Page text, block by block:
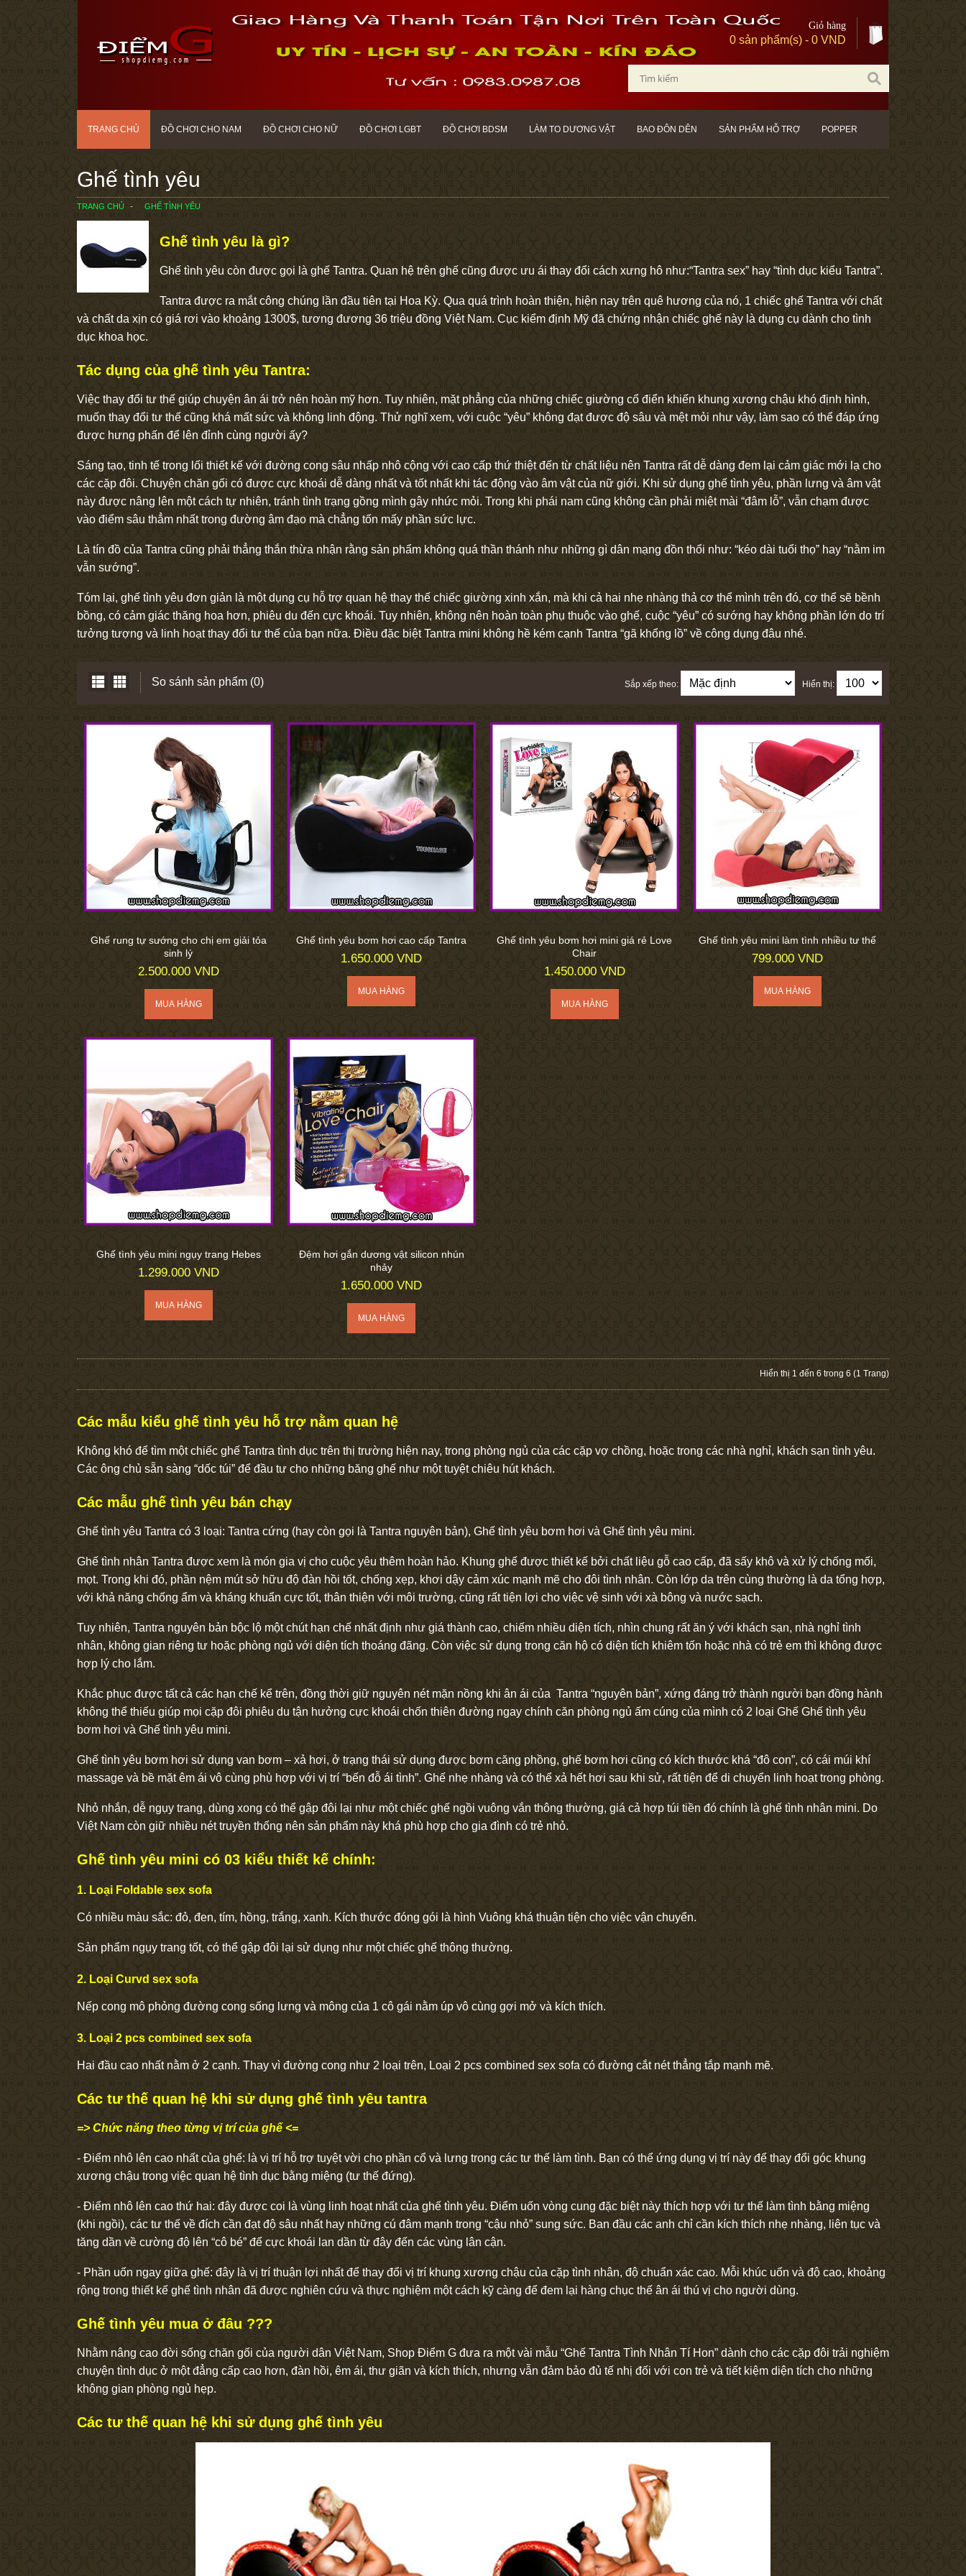
Giỏ hàng
0 sản phẩm(s) - 0 VND
TRANG CHỦ ĐỒ CHƠI CHO NAM ĐỒ CHƠI CHO NỮ ĐỒ CHƠI LGBT ĐỒ CHƠI BDSM LÀM TO DƯƠNG VẬT BAO ĐÔN DÊN SẢN PHẨM HỖ TRỢ POPPER
Ghế tình yêu
TRANG CHỦ GHẾ TÌNH YÊU
Ghế tình yêu là gì?
Ghế tình yêu còn được gọi là ghế Tantra. Quan hệ trên ghế cũng được ưu ái thay đổi cách xưng hô như:“Tantra sex” hay “tình dục kiểu Tantra”.
Tantra được ra mắt công chúng lần đầu tiên tại Hoa Kỳ. Qua quá trình hoàn thiện, hiện nay trên quê hương của nó, 1 chiếc ghế Tantra với chất
và chất da xịn có giá rơi vào khoảng 1300$, tương đương 36 triệu đồng Việt Nam. Cục kiểm định Mỹ đã chứng nhận chiếc ghế này là dụng cụ dành cho tình
dục khoa học.
Tác dụng của ghế tình yêu Tantra:
Việc thay đổi tư thế giúp chuyện ân ái trở nên hoàn mỹ hơn. Tuy nhiên, mặt phẳng của những chiếc giường cổ điển khiến khung xương chậu khó định hình,
muốn thay đổi tư thế cũng khá mất sức và không linh động. Thử nghĩ xem, với cuộc “yêu” không đạt được độ sâu và mệt mỏi như vậy, làm sao có thể đáp ứng
được hưng phấn để lên đỉnh cùng người ấy?
Sáng tạo, tinh tế trong lối thiết kế với đường cong sâu nhấp nhô cộng với cao cấp thứ thiệt đến từ chất liệu nên Tantra rất dễ dàng đem lại cảm giác mới lạ cho
các cặp đôi. Chuyện chăn gối có được cực khoái dễ dàng nhất và tốt nhất khi tác động vào âm vật của nữ giới. Khi sử dụng ghế tình yêu, phần lưng và âm vật
này được nâng lên một cách tự nhiên, tránh tình trạng gồng mình gây nhức mỏi. Trong khi phái nam cũng không cần phải miệt mài “đâm lỗ”, vẫn chạm được
vào điểm sâu thẳm nhất trong đường âm đạo mà chẳng tốn mấy phần sức lực.
Là tín đồ của Tantra cũng phải thẳng thắn thừa nhận rằng sản phẩm không quá thần thánh như những gì dân mạng đồn thổi như: “kéo dài tuổi thọ” hay “nằm im
vẫn sướng”.
Tóm lại, ghế tình yêu đơn giản là một dụng cụ hỗ trợ quan hệ thay thế chiếc giường xinh xắn, mà khi cả hai nhẹ nhàng thả cơ thể mình trên đó, cơ thể sẽ bềnh
bồng, có cảm giác thăng hoa hơn, phiêu du đến cực khoái. Tuy nhiên, không nên hoàn toàn phụ thuộc vào ghế, cuộc “yêu” có sướng hay không phần lớn do trí
tưởng tượng và linh hoạt thay đổi tư thế của bạn nữa. Điều đặc biệt Tantra mini không hề kém cạnh Tantra “gã khổng lồ” về công dụng đâu nhé.
So sánh sản phẩm (0) Hiển thị:
Sắp xếp theo:
Ghế rung tự sướng cho chị em giải tỏa
sinh lý
2.500.000 VND
Ghế tình yêu bơm hơi cao cấp Tantra
1.650.000 VND
Ghế tình yêu bơm hơi mini giá rẻ Love
Chair
1.450.000 VND
Ghế tình yêu mini làm tình nhiều tư thế
799.000 VND
Ghế tình yêu mini ngụy trang Hebes
1.299.000 VND
Đệm hơi gắn dương vật silicon nhún
nhảy
1.650.000 VND
Hiển thị 1 đến 6 trong 6 (1 Trang)
Các mẫu kiểu ghế tình yêu hỗ trợ nằm quan hệ
Không khó để tìm một chiếc ghế Tantra tình dục trên thị trường hiện nay, trong phòng ngủ của các cặp vợ chồng, hoặc trong các nhà nghỉ, khách sạn tình yêu.
Các ông chủ sẵn sàng “dốc túi” để đầu tư cho những băng ghế như một tuyệt chiêu hút khách.
Các mẫu ghế tình yêu bán chạy
Ghế tình yêu Tantra có 3 loại: Tantra cứng (hay còn gọi là Tantra nguyên bản), Ghế tình yêu bơm hơi và Ghế tình yêu mini.
Ghế tình nhân Tantra được xem là món gia vị cho cuộc yêu thêm hoàn hảo. Khung ghế được thiết kế bởi chất liệu gỗ cao cấp, đã sấy khô và xử lý chống mối,
mọt. Trong khi đó, phần nệm mút sở hữu độ đàn hồi tốt, chống xẹp, khơi dậy cảm xúc mạnh mẽ cho đôi tình nhân. Còn lớp da trên cùng thường là da tổng hợp,
với khả năng chống ẩm và kháng khuẩn cực tốt, thân thiện với môi trường, cũng rất tiện lợi cho việc vệ sinh với xà bông và nước sạch.
Tuy nhiên, Tantra nguyên bản bộc lộ một chút hạn chế nhất định như giá thành cao, chiếm nhiều diện tích, nhìn chung rất ăn ý với khách sạn, nhà nghỉ tình
nhân, không gian riêng tư hoặc phòng ngủ với diện tích thoáng đãng. Còn việc sử dụng trong căn hộ có diện tích khiêm tốn hoặc nhà có trẻ em thì không được
hợp lý cho lắm.
Khắc phục được tất cả các hạn chế kể trên, đồng thời giữ nguyên nét mặn nồng khi ân ái của Tantra “nguyên bản”, xứng đáng trở thành người bạn đồng hành
không thể thiếu giúp mọi cặp đôi phiêu du tận hưởng cực khoái chốn thiên đường ngay chính căn phòng ngủ ấm cúng của mình có 2 loại Ghế Ghế tình yêu
bơm hơi và Ghế tình yêu mini.
Ghế tình yêu bơm hơi sử dụng van bơm – xả hơi, ở trạng thái sử dụng được bơm căng phồng, ghế bơm hơi cũng có kích thước khá “đô con”, có cái múi khí
massage và bề mặt êm ái vô cùng phù hợp với vị trí “bến đỗ ái tình”. Ghế nhẹ nhàng và có thể xả hết hơi sau khi sử, rất tiện để di chuyển linh hoạt trong phòng.
Nhỏ nhắn, dễ ngụy trang, dùng xong có thể gập đôi lại như một chiếc ghế ngồi vuông vắn thông thường, giá cả hợp túi tiền đó chính là ghế tình nhân mini. Do
Việt Nam còn giữ nhiều nét truyền thống nên sản phẩm này khá phù hợp cho gia đình có trẻ nhỏ.
Ghế tình yêu mini có 03 kiểu thiết kế chính:
1. Loại Foldable sex sofa
Có nhiều màu sắc: đỏ, đen, tím, hồng, trắng, xanh. Kích thước đóng gói là hình Vuông khá thuận tiện cho việc vận chuyển.
Sản phẩm ngụy trang tốt, có thể gập đôi lại sử dụng như một chiếc ghế thông thường.
2. Loại Curvd sex sofa
Nếp cong mô phỏng đường cong sống lưng và mông của 1 cô gái nằm úp vô cùng gợi mở và kích thích.
3. Loại 2 pcs combined sex sofa
Hai đầu cao nhất nằm ở 2 cạnh. Thay vì đường cong như 2 loại trên, Loại 2 pcs combined sex sofa có đường cắt nét thẳng tắp mạnh mẽ.
Các tư thế quan hệ khi sử dụng ghế tình yêu tantra
=> Chức năng theo từng vị trí của ghế <=
- Điểm nhô lên cao nhất của ghế: là vị trí hỗ trợ tuyệt vời cho phần cổ và lưng trong các tư thế làm tình. Bạn có thể ứng dụng vị trí này để thay đổi góc khung
xương chậu trong việc quan hệ tình dục bằng miệng (tư thế đứng).
- Điểm nhô lên cao thứ hai: đây được coi là vùng linh hoạt nhất của ghế tình yêu. Điểm uốn vòng cung đặc biệt này thích hợp với tư thế làm tình bằng miệng
(khi ngồi), các tư thế về đích cần đạt độ sâu nhất hay những cú đâm mạnh trong “cậu nhỏ” sung sức. Ban đầu các anh chỉ cần kích thích nhẹ nhàng, liên tục và
tăng dần về cường độ lên “cô bé” để cực khoái lan dần từ đây đến các vùng lân cận.
- Phần uốn ngay giữa ghế: đây là vị trí thuận lợi nhất để thay đổi vị trí khung xương chậu của cặp tình nhân, độ chuẩn xác cao. Mỗi khúc uốn và độ cao, khoảng
rộng trong thiết kế ghế tình nhân đã được nghiên cứu và thực nghiệm một cách kỹ càng để đem lại hàng chục thế ân ái thú vị cho người dùng.
Ghế tình yêu mua ở đâu ???
Nhằm nâng cao đời sống chăn gối của người dân Việt Nam, Shop Điểm G đưa ra một vài mẫu “Ghế Tantra Tình Nhân Tí Hon” dành cho các cặp đôi trải nghiệm
chuyện tình dục ở một đẳng cấp cao hơn, đàn hồi, êm ái, thư giãn và kích thích, nhưng vẫn đảm bảo đủ tế nhị đối với con trẻ và tiết kiệm diện tích cho những
không gian phòng ngủ hẹp.
Các tư thế quan hệ khi sử dụng ghế tình yêu